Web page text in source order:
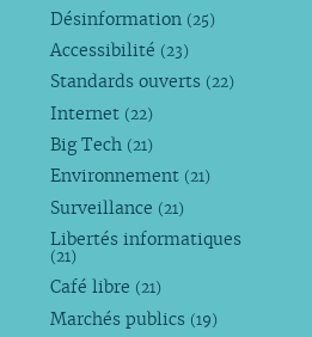
Désinformation (25)
Accessibilité (23)
Standards ouverts (22)
Internet (22)
Big Tech (21)
Environnement (21)
Surveillance (21)
Libertés informatiques
(21)
Café libre (21)
Marchés publics (19)